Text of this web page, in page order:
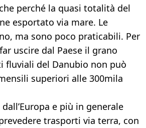
perché la quasi totalità del
esportato via mare. Le
ma sono poco praticabili. Per
uscire dal Paese il grano
fluviali del Danubio non può
superiori alle 300mila
dall’Europa e più in generale
trasporti via terra, con